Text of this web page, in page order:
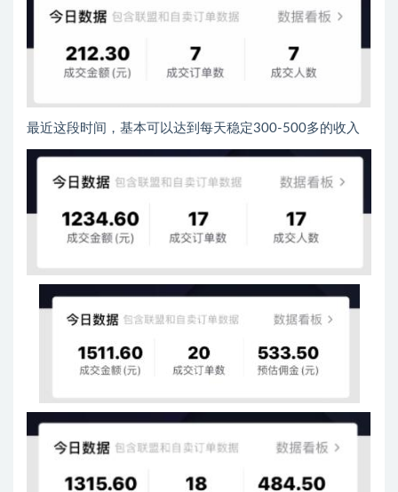
最近这段时间，基本可以达到每天稳定300-500多的收入